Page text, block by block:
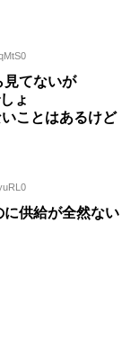
見てないが
ょ
ことはあるけど
供給が全然ない